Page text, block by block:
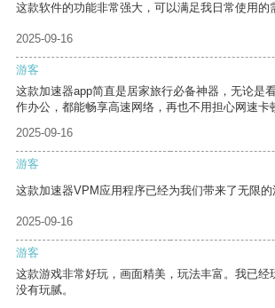
这款软件的功能非常强大，可以满足我日常使用的
2025-09-16
游客
这款加速器app简直是居家旅行必备神器，无论是
作办公，都能畅享高速网络，再也不用担心网速卡
2025-09-16
游客
这款加速器VPM应用程序已经为我们带来了无限的
2025-09-16
游客
这款游戏非常好玩，画面精美，玩法丰富。我已经
没有玩腻。